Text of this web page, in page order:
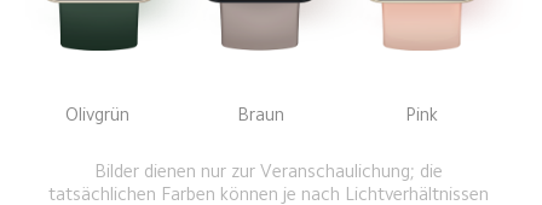
Olivgrün Braun Pink
Bilder dienen nur zur Veranschaulichung; die
tatsächlichen Farben können je nach Lichtverhältnissen